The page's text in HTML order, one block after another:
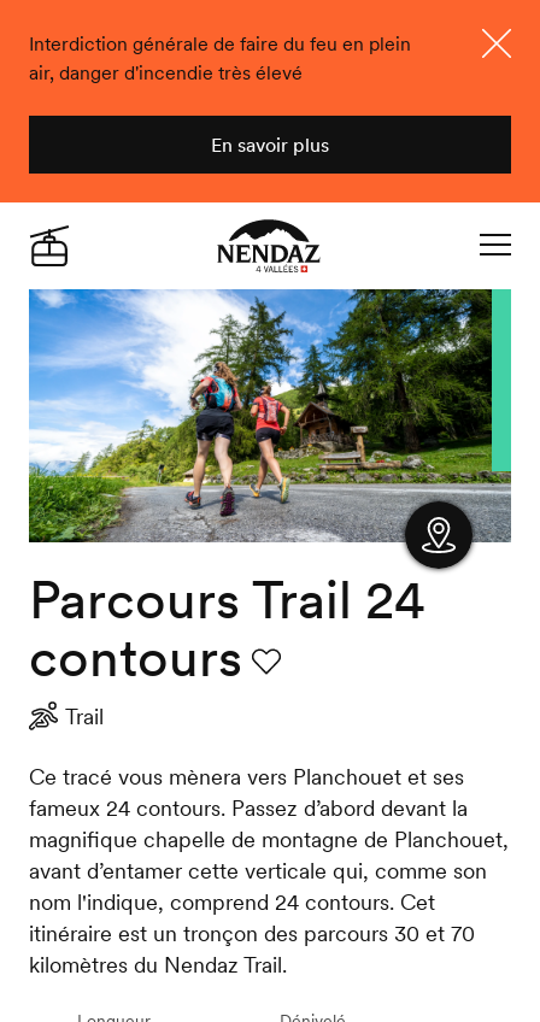
Interdiction générale de faire du feu en plein
air, danger d'incendie très élevé
En savoir plus
Nendaz
Live
Afficher
Parcours Trail 24
contours
Trail
Ce tracé vous mènera vers Planchouet et ses
fameux 24 contours. Passez d’abord devant la
magnifique chapelle de montagne de Planchouet,
avant d’entamer cette verticale qui, comme son
nom l'indique, comprend 24 contours. Cet
itinéraire est un tronçon des parcours 30 et 70
kilomètres du Nendaz Trail.